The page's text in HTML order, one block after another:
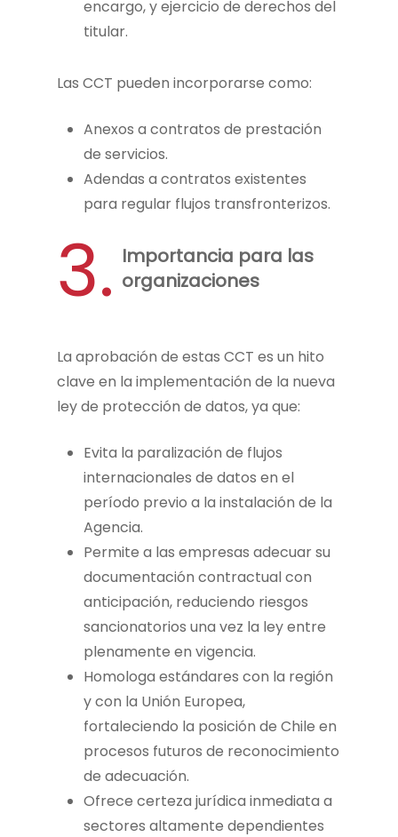
encargo, y ejercicio de derechos del
titular.
Las CCT pueden incorporarse como:
Anexos a contratos de prestación
de servicios.
Adendas a contratos existentes
para regular flujos transfronterizos.
3. Importancia para las
organizaciones
La aprobación de estas CCT es un hito
clave en la implementación de la nueva
ley de protección de datos, ya que:
Evita la paralización de flujos
internacionales de datos en el
período previo a la instalación de la
Agencia.
Permite a las empresas adecuar su
documentación contractual con
anticipación, reduciendo riesgos
sancionatorios una vez la ley entre
plenamente en vigencia.
Homologa estándares con la región
y con la Unión Europea,
fortaleciendo la posición de Chile en
procesos futuros de reconocimiento
de adecuación.
Ofrece certeza jurídica inmediata a
sectores altamente dependientes